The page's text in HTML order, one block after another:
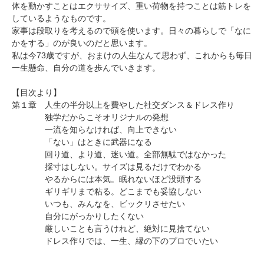
体を動かすことはエクササイズ、重い荷物を持つことは筋トレを
しているようなものです。
家事は段取りを考えるので頭を使います。日々の暮らしで「なに
かをする」のが良いのだと思います。
私は今73歳ですが、おまけの人生なんて思わず、これからも毎日
一生懸命、自分の道を歩んでいきます。
【目次より】
第１章 人生の半分以上を費やした社交ダンス＆ドレス作り
独学だからこそオリジナルの発想
一流を知らなければ、向上できない
「ない」はときに武器になる
回り道、より道、迷い道。全部無駄ではなかった
採寸はしない。サイズは見るだけでわかる
やるからには本気。眠れないほど没頭する
ギリギリまで粘る。どこまでも妥協しない
いつも、みんなを、ビックリさせたい
自分にがっかりしたくない
厳しいことも言うけれど、絶対に見捨てない
ドレス作りでは、一生、縁の下のプロでいたい